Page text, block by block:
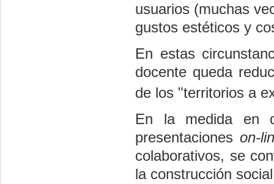
usuarios (muchas
gustos estéticos y
En estas
docente queda
de los "territorios a
En la medida en
presentaciones on-
colaborativos, se
la construcción